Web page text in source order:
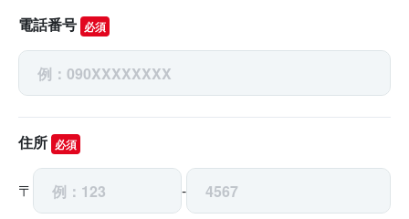
電話番号 必須
住所 必須
〒 -